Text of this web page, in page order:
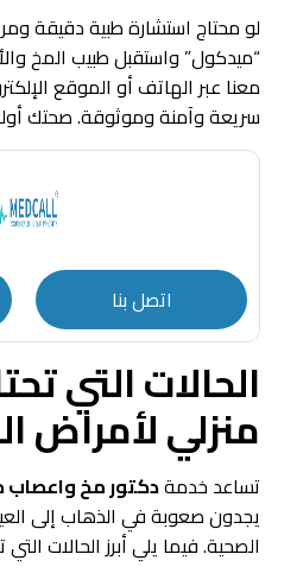
لو محتاج استشارة طبية دقيقة
“ميدكول” واستقبل طبيب المخ
معنا عبر الهاتف أو الموقع
سريعة وآمنة وموثوقة. صحتك
اتصل بنا
الحالات التي
منزلي لأمراض
تساعد خدمةدكتور مخ
يجدون صعوبة في الذهاب إلى
الصحية. فيما يلي أبرز الحالات